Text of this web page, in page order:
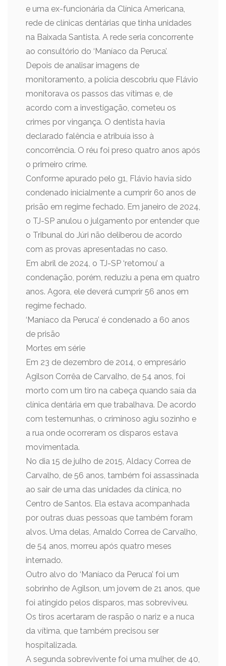
e uma ex-funcionária da Clínica Americana,
rede de clínicas dentárias que tinha unidades
na Baixada Santista. A rede seria concorrente
ao consultório do ‘Maníaco da Peruca’.
Depois de analisar imagens de
monitoramento, a polícia descobriu que Flávio
monitorava os passos das vítimas e, de
acordo com a investigação, cometeu os
crimes por vingança. O dentista havia
declarado falência e atribuía isso à
concorrência. O réu foi preso quatro anos após
o primeiro crime.
Conforme apurado pelo g1, Flávio havia sido
condenado inicialmente a cumprir 60 anos de
prisão em regime fechado. Em janeiro de 2024,
o TJ-SP anulou o julgamento por entender que
o Tribunal do Júri não deliberou de acordo
com as provas apresentadas no caso.
Em abril de 2024, o TJ-SP ‘retomou’ a
condenação, porém, reduziu a pena em quatro
anos. Agora, ele deverá cumprir 56 anos em
regime fechado.
‘Maníaco da Peruca’ é condenado a 60 anos
de prisão
Mortes em série
Em 23 de dezembro de 2014, o empresário
Agilson Corrêa de Carvalho, de 54 anos, foi
morto com um tiro na cabeça quando saía da
clínica dentária em que trabalhava. De acordo
com testemunhas, o criminoso agiu sozinho e
a rua onde ocorreram os disparos estava
movimentada.
No dia 15 de julho de 2015, Aldacy Correa de
Carvalho, de 56 anos, também foi assassinada
ao sair de uma das unidades da clínica, no
Centro de Santos. Ela estava acompanhada
por outras duas pessoas que também foram
alvos. Uma delas, Arnaldo Correa de Carvalho,
de 54 anos, morreu após quatro meses
internado.
Outro alvo do ‘Maníaco da Peruca’ foi um
sobrinho de Agilson, um jovem de 21 anos, que
foi atingido pelos disparos, mas sobreviveu.
Os tiros acertaram de raspão o nariz e a nuca
da vítima, que também precisou ser
hospitalizada.
A segunda sobrevivente foi uma mulher, de 40,